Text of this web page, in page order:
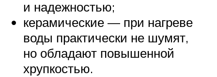
и надежностью;
керамические — при нагреве
воды практически не шумят,
но обладают повышенной
хрупкостью.